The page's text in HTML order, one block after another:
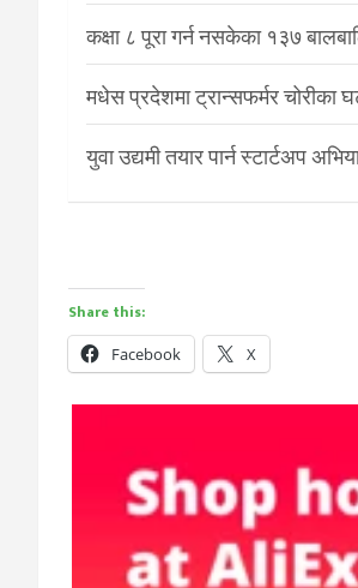
कक्षा ८ पूरा गर्न नसकेका १३७
मधेस प्रदेशमा ट्रान्सफर्मर चोरीका
युवा उद्यमी तयार पार्न स्टार्टअप
Share this:
Facebook X